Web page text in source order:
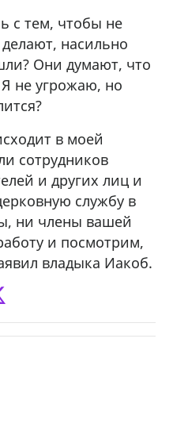
с тем, чтобы не
насильно
Они думают, что
Я не угрожаю, но
в моей
сотрудников
и других лиц и
службу в
ни члены вашей
и посмотрим,
владыка Иакоб.